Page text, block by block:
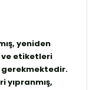
yeniden
etiketleri
gerekmektedir.
yıpranmış,